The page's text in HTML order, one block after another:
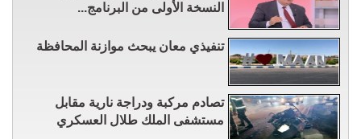
النسخة الأولى من البرنامج...
تنفيذي معان يبحث موازنة المحافظة
تصادم مركبة ودراجة نارية مقابل
مستشفى الملك طلال العسكري